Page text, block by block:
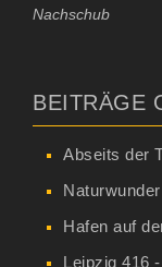
Nachschub
BEITRÄGE
Abseits der
Hafen auf
Leipzig 416